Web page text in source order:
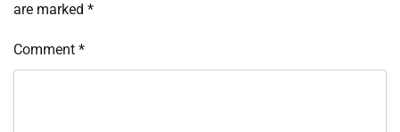
are marked *
Comment *